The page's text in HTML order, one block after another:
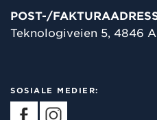
POST-/
Teknologiveien 5, 4846
SOSIALE MEDIER: